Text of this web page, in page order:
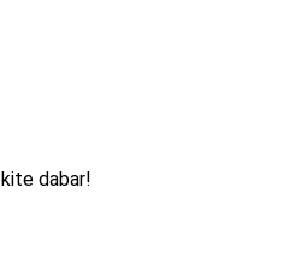
dabar!